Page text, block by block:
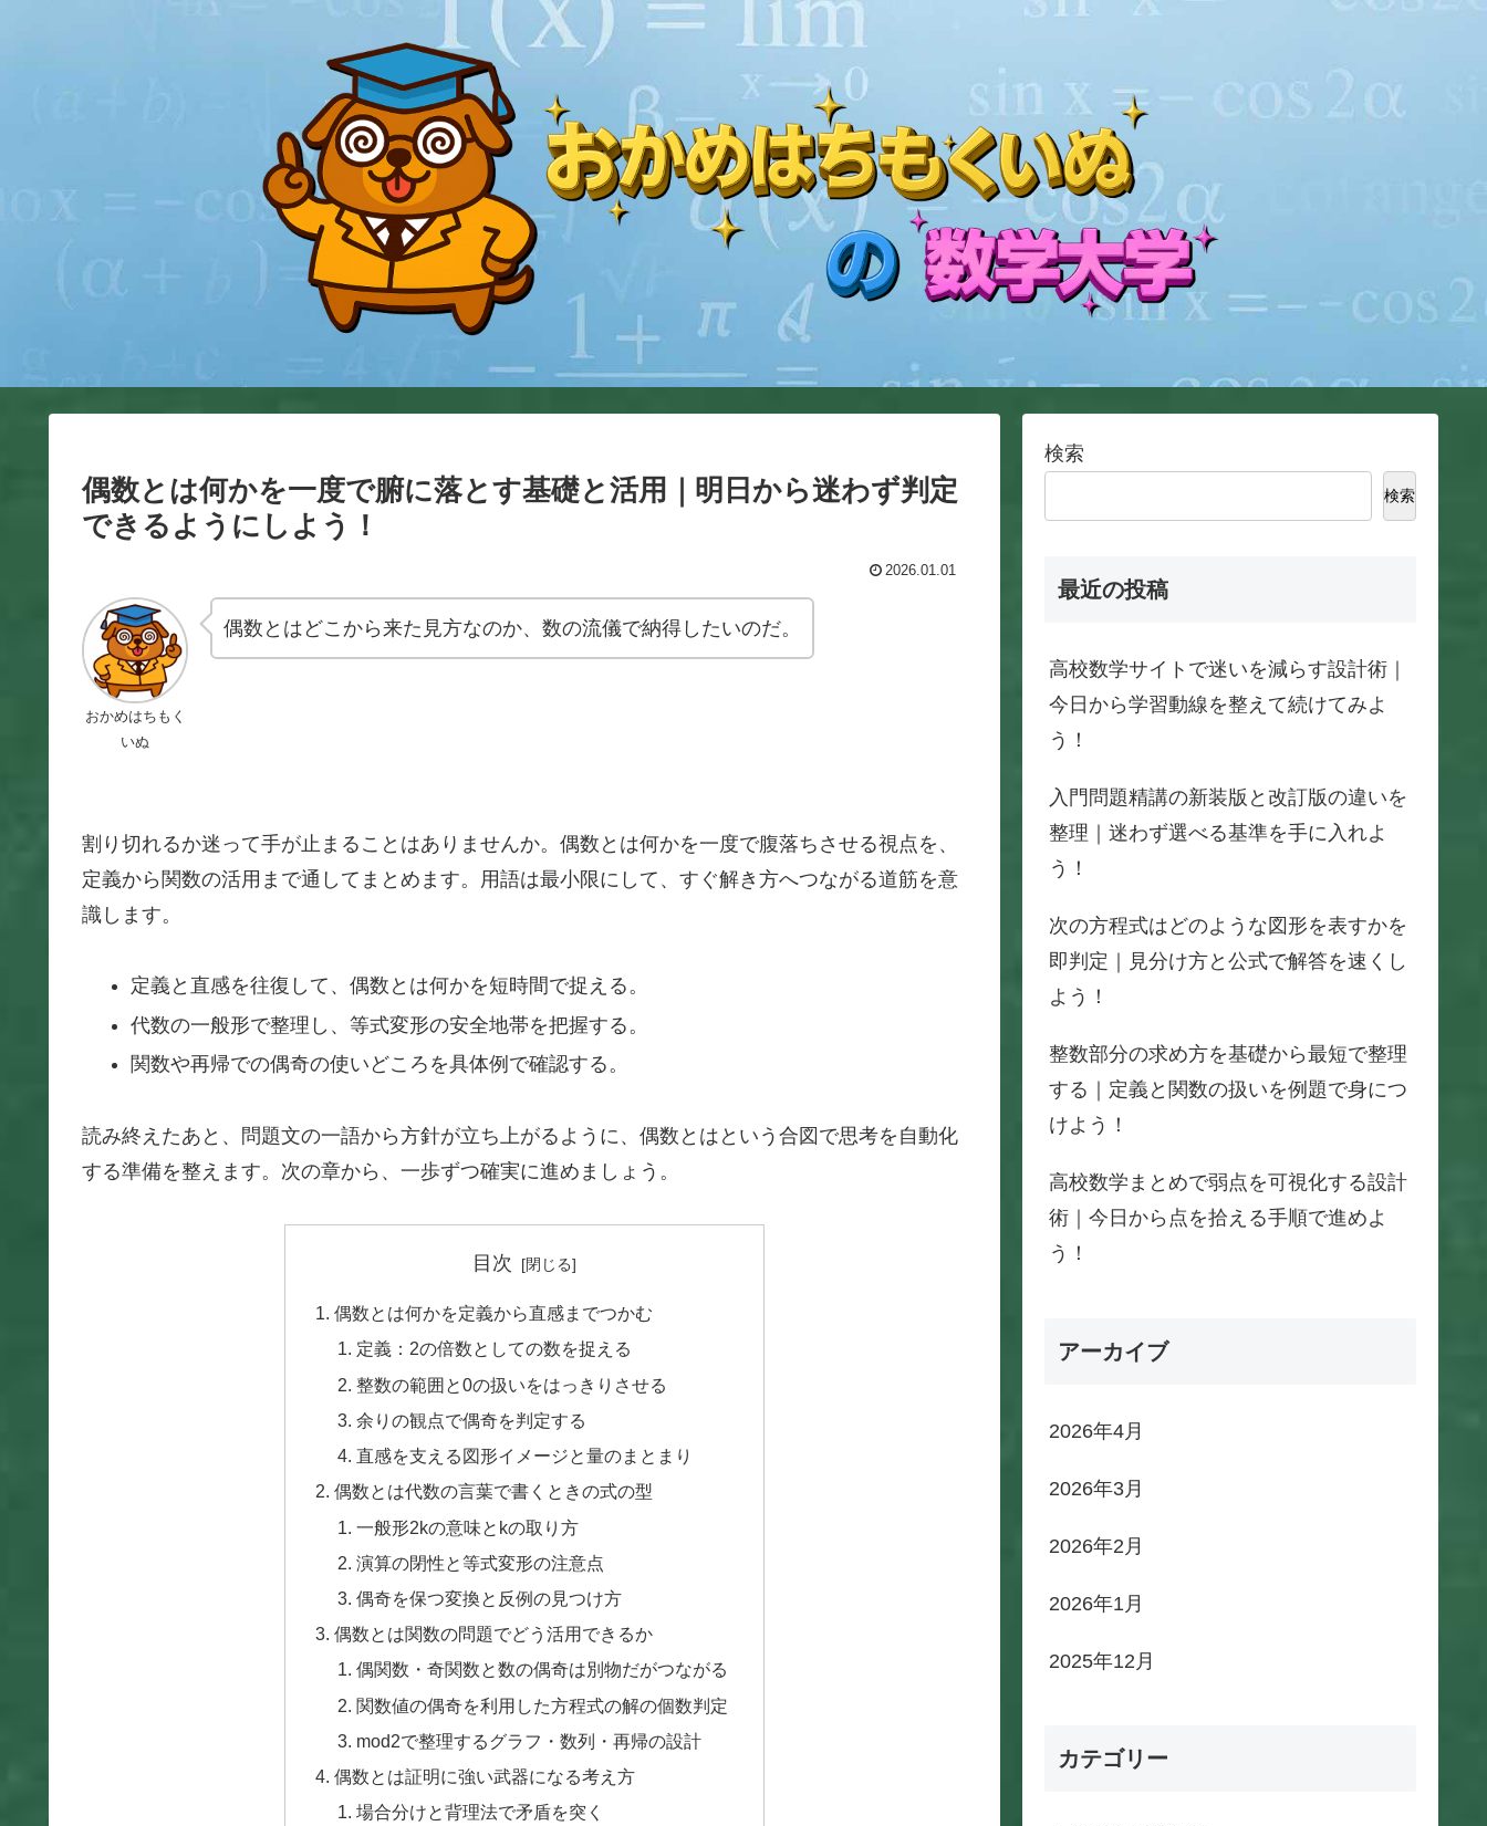
偶数とは何かを一度で腑に落とす基礎と活用｜明日から迷わず判定
できるようにしよう！
2026.01.01
おかめはちもく
いぬ
偶数とはどこから来た見方なのか、数の流儀で納得したいのだ。
割り切れるか迷って手が止まることはありませんか。偶数とは何かを一度で腹落ちさせる視点を、
定義から関数の活用まで通してまとめます。用語は最小限にして、すぐ解き方へつながる道筋を意
識します。
定義と直感を往復して、偶数とは何かを短時間で捉える。
代数の一般形で整理し、等式変形の安全地帯を把握する。
関数や再帰での偶奇の使いどころを具体例で確認する。
読み終えたあと、問題文の一語から方針が立ち上がるように、偶数とはという合図で思考を自動化
する準備を整えます。次の章から、一歩ずつ確実に進めましょう。
目次
偶数とは何かを定義から直感までつかむ
定義：2の倍数としての数を捉える
整数の範囲と0の扱いをはっきりさせる
余りの観点で偶奇を判定する
直感を支える図形イメージと量のまとまり
偶数とは代数の言葉で書くときの式の型
一般形2kの意味とkの取り方
演算の閉性と等式変形の注意点
偶奇を保つ変換と反例の見つけ方
偶数とは関数の問題でどう活用できるか
偶関数・奇関数と数の偶奇は別物だがつながる
関数値の偶奇を利用した方程式の解の個数判定
mod2で整理するグラフ・数列・再帰の設計
偶数とは証明に強い武器になる考え方
場合分けと背理法で矛盾を突く
検索
検索
最近の投稿
高校数学サイトで迷いを減らす設計術｜
今日から学習動線を整えて続けてみよ
う！
入門問題精講の新装版と改訂版の違いを
整理｜迷わず選べる基準を手に入れよ
う！
次の方程式はどのような図形を表すかを
即判定｜見分け方と公式で解答を速くし
よう！
整数部分の求め方を基礎から最短で整理
する｜定義と関数の扱いを例題で身につ
けよう！
高校数学まとめで弱点を可視化する設計
術｜今日から点を拾える手順で進めよ
う！
アーカイブ
2026年4月
2026年3月
2026年2月
2026年1月
2025年12月
カテゴリー